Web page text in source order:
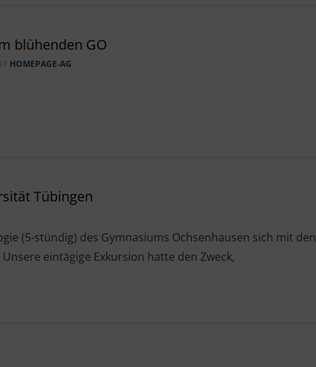
blühenden GO
BY HOMEPAGE-AG
Tübingen
(5-stündig) des Gymnasiums Ochsenhausen sich mit den
eintägige Exkursion hatte den Zweck,